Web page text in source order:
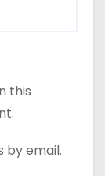
this
by email.